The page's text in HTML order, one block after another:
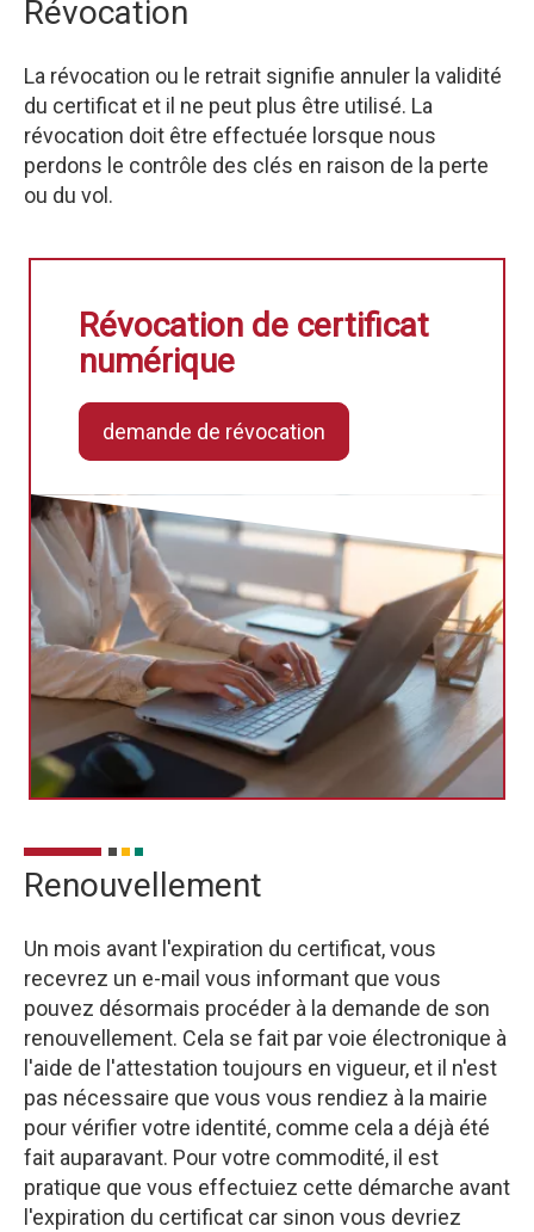
Révocation
La révocation ou le retrait signifie annuler la validité
du certificat et il ne peut plus être utilisé. La
révocation doit être effectuée lorsque nous
perdons le contrôle des clés en raison de la perte
ou du vol.
Révocation de certificat
numérique
demande de révocation
Renouvellement
Un mois avant l'expiration du certificat, vous
recevrez un e-mail vous informant que vous
pouvez désormais procéder à la demande de son
renouvellement. Cela se fait par voie électronique à
l'aide de l'attestation toujours en vigueur, et il n'est
pas nécessaire que vous vous rendiez à la mairie
pour vérifier votre identité, comme cela a déjà été
fait auparavant. Pour votre commodité, il est
pratique que vous effectuiez cette démarche avant
l'expiration du certificat car sinon vous devriez